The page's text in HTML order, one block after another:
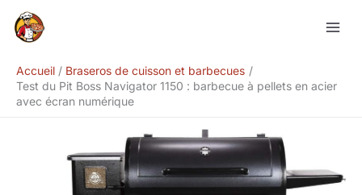
Accueil
Braseros de cuisson et barbecues
Test du Pit Boss Navigator 1150 : barbecue à pellets en acier
avec écran numérique
Rechercher